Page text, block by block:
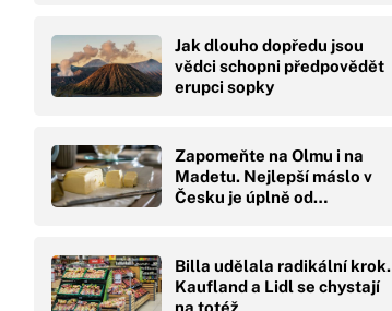
Jak dlouho dopředu jsou
vědci schopni předpovědět
erupci sopky
Zapomeňte na Olmu i na
Madetu. Nejlepší máslo v
Česku je úplně od…
Billa udělala radikální krok.
Kaufland a Lidl se chystají
na totéž